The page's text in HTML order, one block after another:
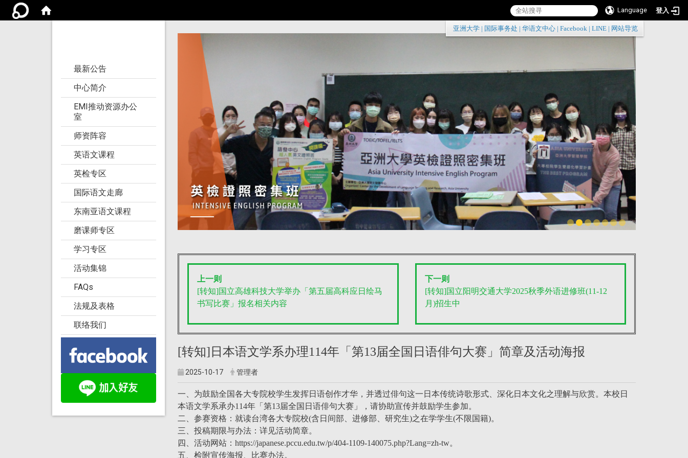
Language 登入
:::
亚洲大学 国际事务处 华语文中心 Facebook LINE 网站导览
最新公告
中心简介
EMI推动资源办公
室
师资阵容
英语文课程
英检专区
国际语文走廊
东南亚语文课程
磨课师专区
学习专区
活动集锦
FAQs
法规及表格
联络我们
上一则
[转知]国立高雄科技大学举办「第五届高科应日绘马
书写比赛」报名相关内容
下一则
[转知]国立阳明交通大学2025秋季外语进修班(11-12
月)招生中
[转知]日本语文学系办理114年「第13届全国日语俳句大赛」简章及活动海报
2025-10-17 管理者
一、为鼓励全国各大专院校学生发挥日语创作才华，并透过俳句这一日本传统诗歌形式、深化日本文化之理解与欣赏。本校日
本语文学系承办114年「第13届全国日语俳句大赛」，请协助宣传并鼓励学生参加。
二、参赛资格：就读台湾各大专院校(含日间部、进修部、研究生)之在学学生(不限国籍)。
三、投稿期限与办法：详见活动简章。
四、活动网站：https://japanese.pccu.edu.tw/p/404-1109-140075.php?Lang=zh-tw。
五、检附宣传海报、比赛办法。